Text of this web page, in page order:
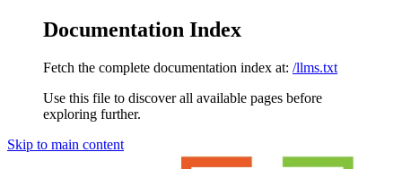
Documentation Index
Fetch the complete documentation index at: /llms.txt
Use this file to discover all available pages before
exploring further.
Skip to main content